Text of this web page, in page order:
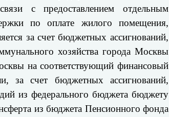
с предоставлением отдельным
по оплате жилого помещения,
за счет бюджетных ассигнований,
хозяйства города Москвы
на соответствующий финансовый
за счет бюджетных ассигнований,
из федерального бюджета бюджету
из бюджета Пенсионного фонда